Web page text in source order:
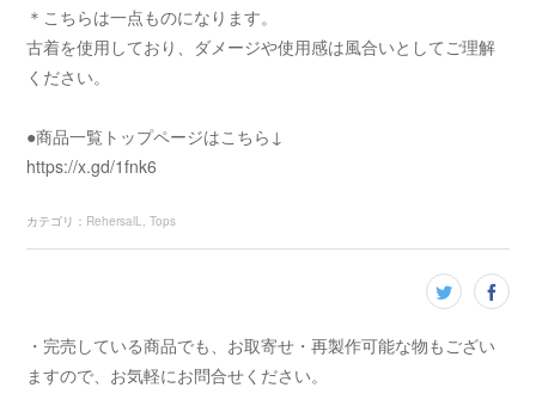
＊こちらは一点ものになります。
古着を使用しており、ダメージや使用感は風合いとしてご理解
ください。
●商品一覧トップページはこちら↓
https://x.gd/1fnk6
カテゴリ ： RehersalL Tops
・完売している商品でも、お取寄せ・再製作可能な物もござい
ますので、お気軽にお問合せください。